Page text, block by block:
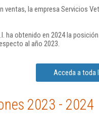
ventas, la empresa Servicios
ha obtenido en 2024 la
al año 2023.
Acceda a toda
2023 - 2024